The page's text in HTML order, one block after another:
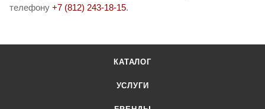
телефону +7 (812) 243-18-15.
КАТАЛОГ
УСЛУГИ